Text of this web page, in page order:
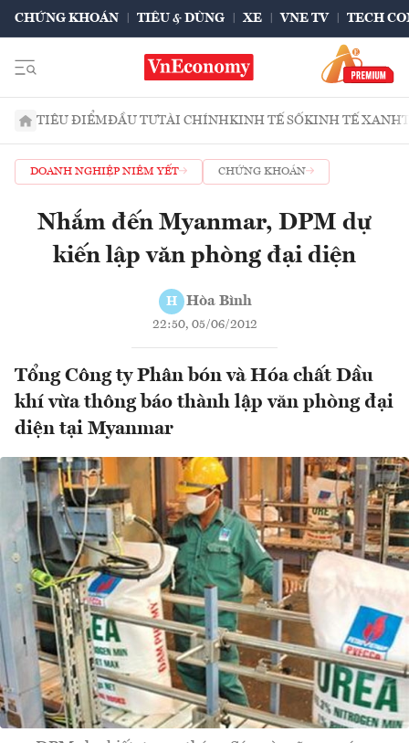
CHỨNG KHOÁN TIÊU & DÙNG XE VNE TV TECH
TIÊU ĐIỂMĐẦU TƯTÀI CHÍNHKINH TẾ SỐKINH TẾ XANH
DOANH NGHIỆP NIÊM YẾT CHỨNG KHOÁN
Nhắm đến Myanmar, DPM dự
kiến lập văn phòng đại diện
H Hòa Bình
22:50, 05/06/2012
Tổng Công ty Phân bón và Hóa chất Dầu
khí vừa thông báo thành lập văn phòng đại
diện tại Myanmar